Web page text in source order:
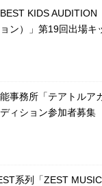
BEST KIDS
ン）」第19回出場キ
事務所「テアトルア
ィション参加者募集
系列「ZEST